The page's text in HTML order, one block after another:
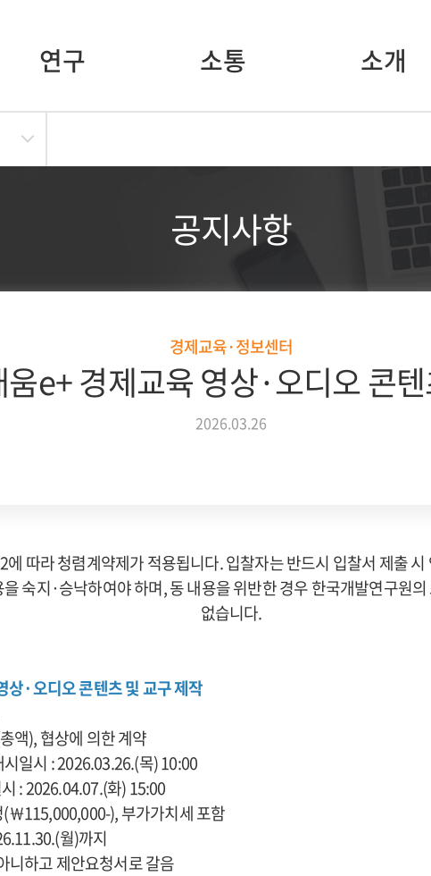
연구 소통 소개
공지사항
경제교육·정보센터
e+ 경제교육 영상·오디오 콘
2026.03.26
따라 청렴계약제가 적용됩니다. 입찰자는 반드시 입찰서 제출
숙지·승낙하여야 하며, 동 내용을 위반한 경우 한국개발연구원
없습니다.
·오디오 콘텐츠 및 교구 제작
액), 협상에 의한 계약
일시 : 2026.03.26.(목) 10:00
: 2026.04.07.(화) 15:00
￦115,000,000-), 부가가치세 포함
월)까지
니하고 제안요청서로 갈음